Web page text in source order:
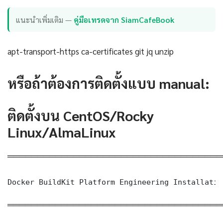
แนะนำเพิ่มเติม — คู่มือเทรดจาก SiamCafeBook
apt-transport-https ca-certificates git jq unzip
หรือถ้าต้องการติดตั้งแบบ manual:
ติดตั้งบน CentOS/Rocky
Linux/AlmaLinux
Docker BuildKit Platform Engineering Installation